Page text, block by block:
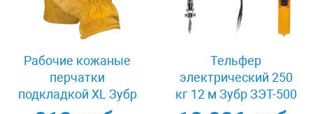
Рабочие кожаные
перчатки
подкладкой XL Зубр
Тельфер
электрический 250
кг 12 м Зубр ЗЭТ-500